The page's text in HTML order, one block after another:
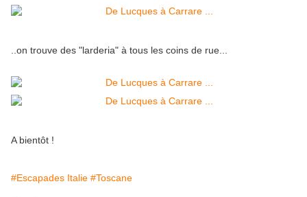
..on trouve des "larderia" à tous les coins de rue...
A bientôt !
#Escapades Italie #Toscane